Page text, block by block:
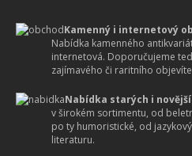
Kamenný i internetový
Nabídka kamenného
internetová. Doporučujeme
zajímavého či raritního
Nabídka starých i
v širokém sortimentu, od
po ty humoristické, od
literaturu.